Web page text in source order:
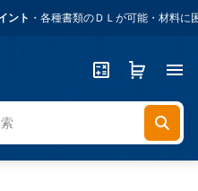
ト・各種書類のＤＬが可能・材料に困